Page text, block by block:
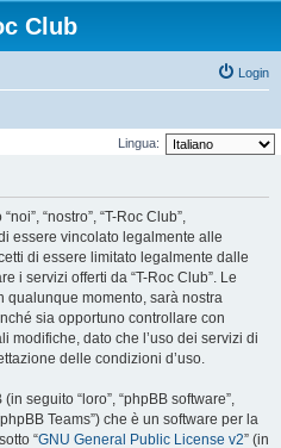
Club
Login
Lingua:
“nostro”, “T-Roc Club”,
essere vincolato legalmente alle
di essere limitato legalmente dalle
i servizi offerti da “T-Roc Club”. Le
qualunque momento, sarà nostra
sia opportuno controllare con
modifiche, dato che l’uso dei servizi di
delle condizioni d’uso.
seguito “loro”, “phpBB software”,
Teams”) che è un software per la
“GNU General Public License v2” (in